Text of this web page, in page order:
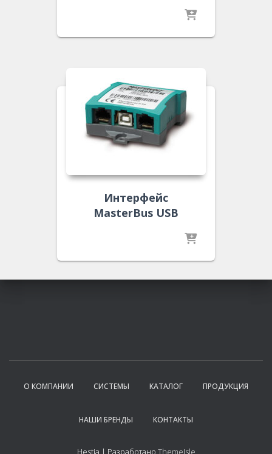
Интерфейс
MasterBus USB
О КОМПАНИИ СИСТЕМЫ КАТАЛОГ ПРОДУКЦИЯ
НАШИ БРЕНДЫ КОНТАКТЫ
Hestia | Разработано ThemeIsle